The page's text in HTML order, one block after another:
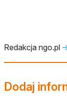
Redakcja ngo.pl
Dodaj